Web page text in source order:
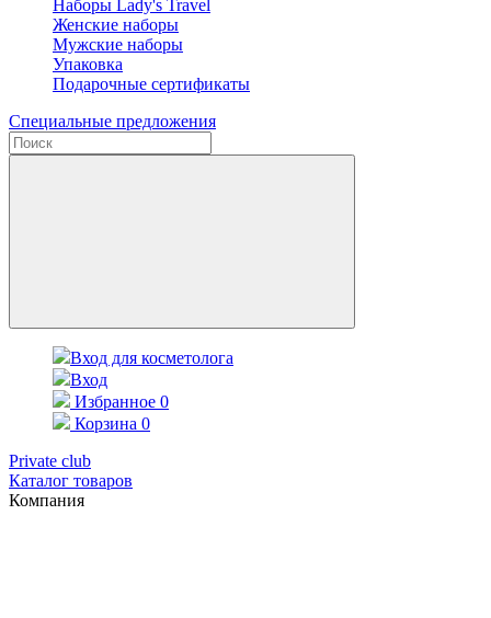
Наборы Lady's Travel
Женские наборы
Мужские наборы
Упаковка
Подарочные сертификаты
Специальные предложения
Вход для косметолога
Вход
Избранное 0
Корзина 0
Private club
Каталог товаров
Компания